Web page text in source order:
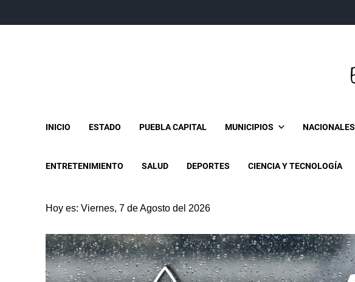
INICIO ESTADO PUEBLA CAPITAL MUNICIPIOS NACIONALES
ENTRETENIMIENTO SALUD DEPORTES CIENCIA Y TECNOLOGÍA
Hoy es: Viernes, 7 de Agosto del 2026